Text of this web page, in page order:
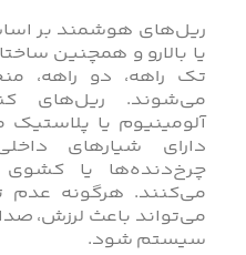
ریل‌های هوشمند بر
یا بالارو و همچنین
تک‌ راهه، دو راهه،
می‌شوند. ریل‌های
آلومینیوم یا
دارای شیارهای
چرخ‌دنده‌ها یا
می‌کنند. هرگونه عدم
می‌تواند باعث لرزش،
سیستم شود.